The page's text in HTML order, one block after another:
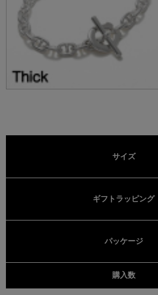
サイズ
ギフトラッピング
パッケージ
購入数